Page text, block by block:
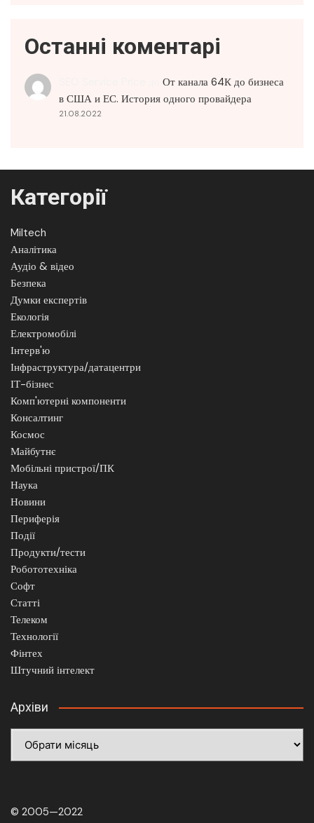
Останні коментарі
От канала 64К до бизнеса
в США и ЕС. История одного провайдера
21.08.2022
Категорії
Miltech
Аналітика
Аудіо & відео
Безпека
Думки експертів
Екологія
Електромобілі
Інтерв'ю
Інфраструктура/датацентри
ІТ-бізнес
Комп'ютерні компоненти
Консалтинг
Космос
Майбутнє
Мобільні пристрої/ПК
Наука
Новини
Периферія
Події
Продукти/тести
Робототехніка
Софт
Статті
Телеком
Технології
Фінтех
Штучний інтелект
Архіви
© 2005—2022